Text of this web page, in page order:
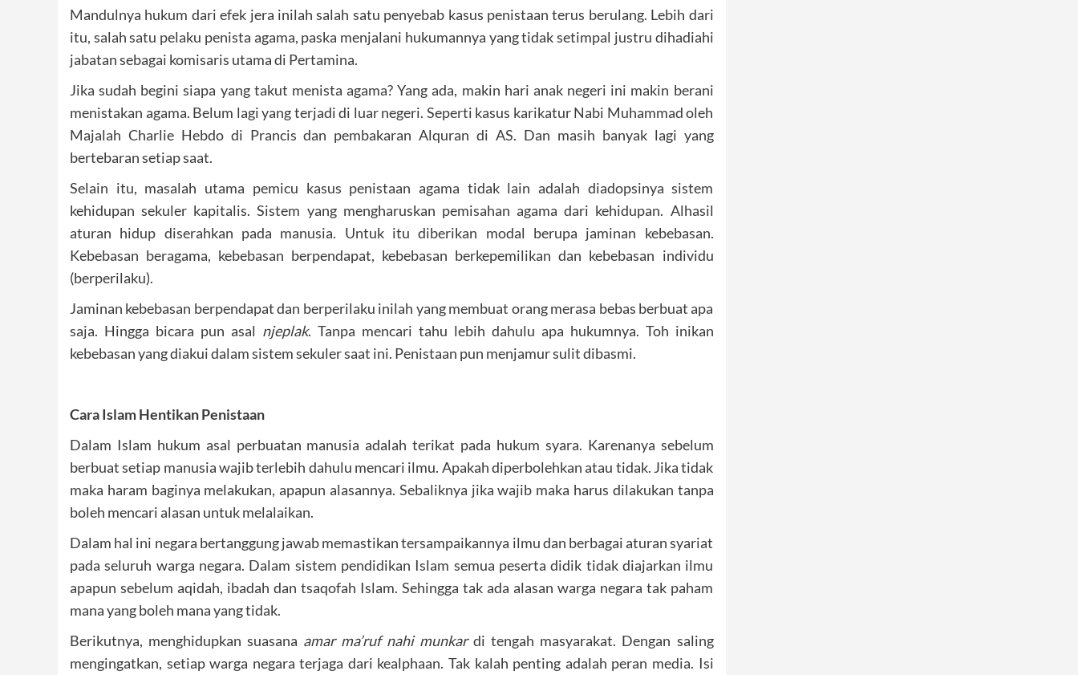
Mandulnya hukum dari efek jera inilah salah satu penyebab kasus penistaan terus berulang. Lebih dari
itu, salah satu pelaku penista agama, paska menjalani hukumannya yang tidak setimpal justru dihadiahi
jabatan sebagai komisaris utama di Pertamina.
Jika sudah begini siapa yang takut menista agama? Yang ada, makin hari anak negeri ini makin berani
menistakan agama. Belum lagi yang terjadi di luar negeri. Seperti kasus karikatur Nabi Muhammad oleh
Majalah Charlie Hebdo di Prancis dan pembakaran Alquran di AS. Dan masih banyak lagi yang
bertebaran setiap saat.
Selain itu, masalah utama pemicu kasus penistaan agama tidak lain adalah diadopsinya sistem
kehidupan sekuler kapitalis. Sistem yang mengharuskan pemisahan agama dari kehidupan. Alhasil
aturan hidup diserahkan pada manusia. Untuk itu diberikan modal berupa jaminan kebebasan.
Kebebasan beragama, kebebasan berpendapat, kebebasan berkepemilikan dan kebebasan individu
(berperilaku).
Jaminan kebebasan berpendapat dan berperilaku inilah yang membuat orang merasa bebas berbuat apa
saja. Hingga bicara pun asal njeplak. Tanpa mencari tahu lebih dahulu apa hukumnya. Toh inikan
kebebasan yang diakui dalam sistem sekuler saat ini. Penistaan pun menjamur sulit dibasmi.
Cara Islam Hentikan Penistaan
Dalam Islam hukum asal perbuatan manusia adalah terikat pada hukum syara. Karenanya sebelum
berbuat setiap manusia wajib terlebih dahulu mencari ilmu. Apakah diperbolehkan atau tidak. Jika tidak
maka haram baginya melakukan, apapun alasannya. Sebaliknya jika wajib maka harus dilakukan tanpa
boleh mencari alasan untuk melalaikan.
Dalam hal ini negara bertanggung jawab memastikan tersampaikannya ilmu dan berbagai aturan syariat
pada seluruh warga negara. Dalam sistem pendidikan Islam semua peserta didik tidak diajarkan ilmu
apapun sebelum aqidah, ibadah dan tsaqofah Islam. Sehingga tak ada alasan warga negara tak paham
mana yang boleh mana yang tidak.
Berikutnya, menghidupkan suasana amar ma’ruf nahi munkardi tengah masyarakat. Dengan saling
mengingatkan, setiap warga negara terjaga dari kealphaan. Tak kalah penting adalah peran media. Isi